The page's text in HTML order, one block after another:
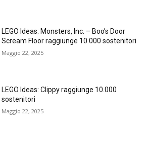
LEGO Ideas: Monsters, Inc. – Boo’s Door
Scream Floor raggiunge 10.000 sostenitori
Maggio 22, 2025
LEGO Ideas: Clippy raggiunge 10.000
sostenitori
Maggio 22, 2025